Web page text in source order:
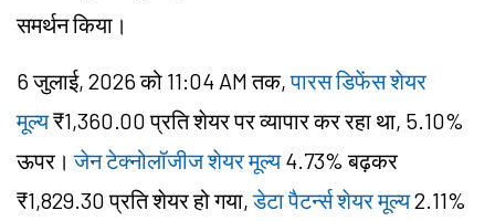
समर्थन किया।
6 जुलाई, 2026 को 11:04 AM तक,पारस डिफेंस शेयर
मूल्य₹1,360.00 प्रति शेयर पर व्यापार कर रहा था, 5.10%
ऊपर।जेन टेक्नोलॉजीज शेयर मूल्य4.73% बढ़कर
₹1,829.30 प्रति शेयर हो गया,डेटा पैटर्न्स शेयर मूल्य2.11%